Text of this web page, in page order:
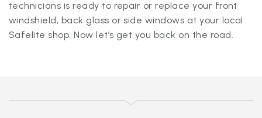
Reparación de vidrio a domicilio
technicians is ready to repair or replace your front
windshield, back glass or side windows at your local
Safelite shop. Now let’s get you back on the road.